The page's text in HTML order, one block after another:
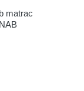
matrac